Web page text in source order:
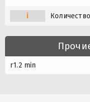
i
r1.2 min